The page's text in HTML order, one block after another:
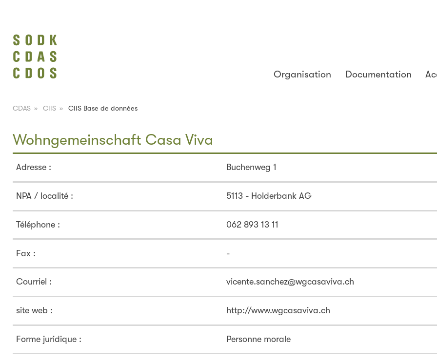
Organisation Documentation
CDAS » CIIS » CIIS Base de données
Wohngemeinschaft Casa Viva
Adresse : Buchenweg 1
NPA / localité : 5113 - Holderbank AG
Téléphone : 062 893 13 11
Fax : -
Courriel : vicente.sanchez@wgcasaviva.ch
site web : http://www.wgcasaviva.ch
Forme juridique : Personne morale